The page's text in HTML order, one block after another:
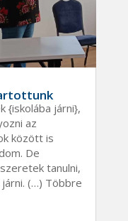
{iskolába járni},
az
között is
De
tanulni,
(…) Többre